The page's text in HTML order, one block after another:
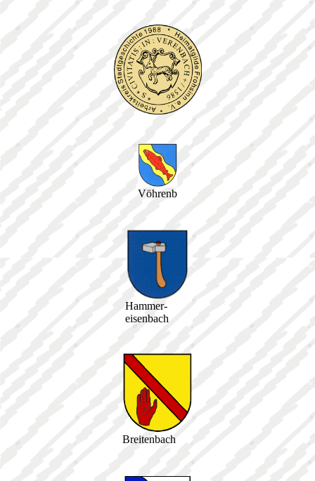
Vöhrenbach
Hammer-
eisenbach
Breitenbach